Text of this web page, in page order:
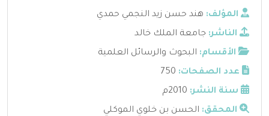
المؤلف: هند حسن زيد النجمي حمدي
الناشر: جامعة الملك خالد
الأقسام: البحوث والرسائل العلمية
عدد الصفحات: 750
سنة النشر: 2010م
المحقق: الحسن بن خلوي الموكلي